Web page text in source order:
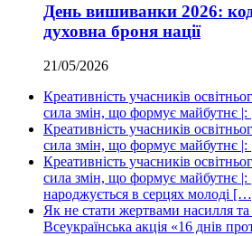
День вишиванки 2026:
духовна броня нації
21/05/2026
Креативність учасників
сила змін, що формує
Креативність учасників
сила змін, що формує
Креативність учасників
сила змін, що формує майбутнє
народжується в серцях молоді
Як не стати жертвами насилля
Всеукраїнська акція «16 днів